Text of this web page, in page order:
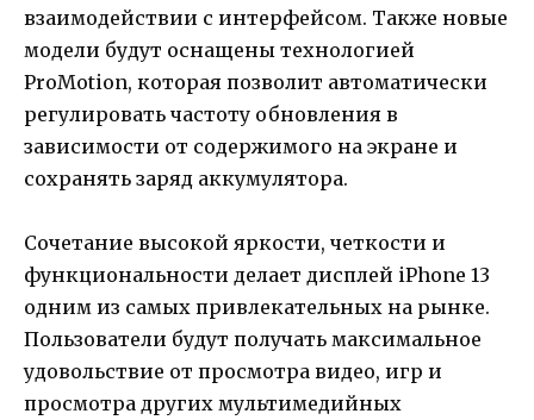
взаимодействии с интерфейсом. Также новые
модели будут оснащены технологией
ProMotion, которая позволит автоматически
регулировать частоту обновления в
зависимости от содержимого на экране и
сохранять заряд аккумулятора.
Сочетание высокой яркости, четкости и
функциональности делает дисплей iPhone 13
одним из самых привлекательных на рынке.
Пользователи будут получать максимальное
удовольствие от просмотра видео, игр и
просмотра других мультимедийных